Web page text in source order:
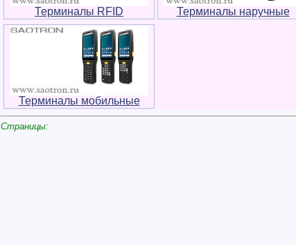
Терминалы RFID Терминалы наручные
Терминалы мобильные
Страницы: